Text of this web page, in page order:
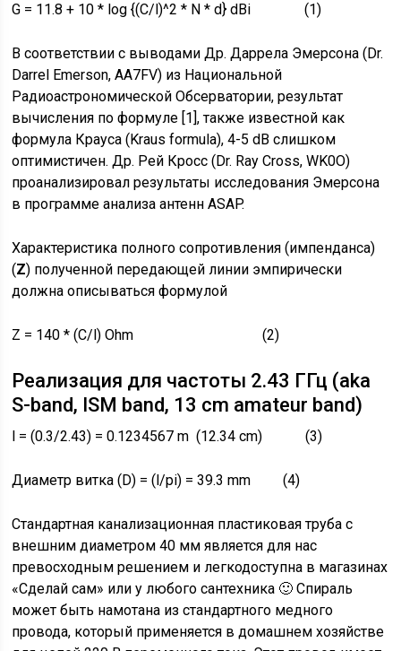
G = 11.8 + 10 * log {(C/l)^2 * N * d} dBi (1)
В соответствии с выводами Др. Даррела Эмерсона (Dr.
Darrel Emerson, AA7FV) из Национальной
Радиоастрономической Обсерватории, результат
вычисления по формуле [1], также известной как
формула Крауса (Kraus formula), 4-5 dB слишком
оптимистичен. Др. Рей Кросс (Dr. Ray Cross, WK0O)
проанализировал результаты исследования Эмерсона
в программе анализа антенн ASAP.
Характеристика полного сопротивления (импенданса)
(Z) полученной передающей линии эмпирически
должна описываться формулой
Z = 140 * (C/l) Ohm (2)
Реализация для частоты 2.43 ГГц (aka
S-band, ISM band, 13 cm amateur band)
l = (0.3/2.43) = 0.1234567 m (12.34 cm) (3)
Диаметр витка (D) = (l/pi) = 39.3 mm (4)
Стандартная канализационная пластиковая труба с
внешним диаметром 40 мм является для нас
превосходным решением и легкодоступна в магазинах
«Сделай сам» или у любого сантехника 🙂 Спираль
может быть намотана из стандартного медного
провода, который применяется в домашнем хозяйстве